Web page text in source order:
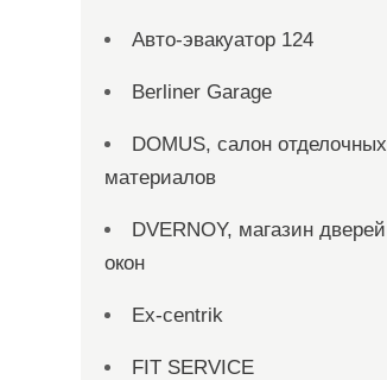
Aвто-эвакуатор 124
Berliner Garage
DOMUS, салон отделочных
материалов
DVERNOY, магазин
окон
Ex-centrik
FIT SERVICE